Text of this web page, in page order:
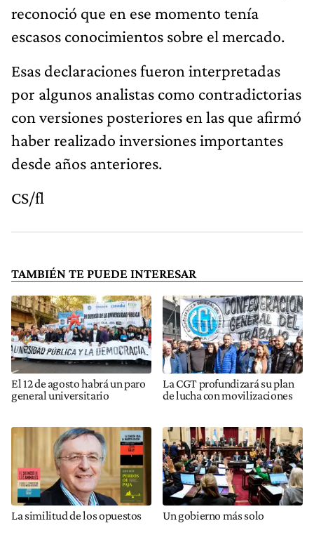
reconoció que en ese momento tenía
escasos conocimientos sobre el mercado.
Esas declaraciones fueron interpretadas
por algunos analistas como contradictorias
con versiones posteriores en las que afirmó
haber realizado inversiones importantes
desde años anteriores.
CS/fl
TAMBIÉN TE PUEDE INTERESAR
El 12 de agosto habrá un paro
general universitario
La CGT profundizará su plan
de lucha con movilizaciones
La similitud de los opuestos Un gobierno más solo